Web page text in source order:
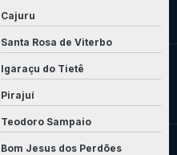
Cajuru
Santa Rosa de Viterbo
Igaraçu do Tietê
Pirajuí
Teodoro Sampaio
Bom Jesus dos Perdões